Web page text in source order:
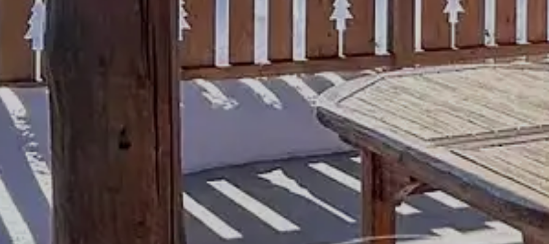
Programme
commerce
Immeuble Penthouse